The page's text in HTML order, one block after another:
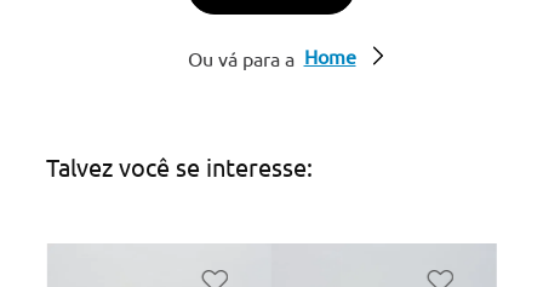
Ou vá para a Home
Talvez você se interesse: